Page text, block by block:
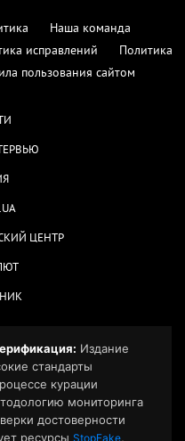
Наша команда
исправлений
Политика
пользования сайтом
ЦЕНТР
Издание
стандарты
курации
мониторинга
достоверности
ресурсы StopFake,